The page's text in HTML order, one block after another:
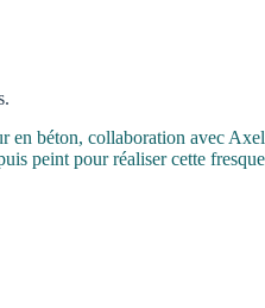
en béton, collaboration avec
peint pour réaliser cette